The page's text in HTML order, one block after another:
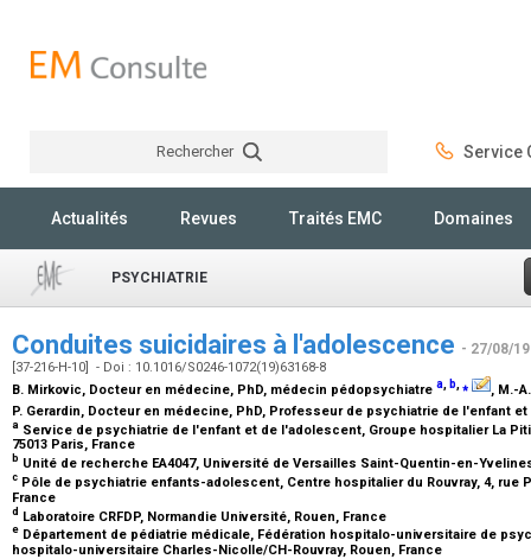
Rechercher Service
Actualités Revues Traités EMC Domaines
PSYCHIATRIE
Conduites suicidaires à l'adolescence - 27/08/19
[37-216-H-10] - Doi : 10.1016/S0246-1072(19)63168-8
B. Mirkovic, Docteur en médecine, PhD, médecin pédopsychiatre a, b,⁎
, M.-
P. Gerardin, Docteur en médecine, PhD, Professeur de psychiatrie de l'enfant
a Service de psychiatrie de l'enfant et de l'adolescent, Groupe hospitalier La
75013 Paris, France
b Unité de recherche EA4047, Université de Versailles Saint-Quentin-en-
c Pôle de psychiatrie enfants-adolescent, Centre hospitalier du Rouvray, 4, rue
France
d Laboratoire CRFDP, Normandie Université, Rouen, France
e Département de pédiatrie médicale, Fédération hospitalo-universitaire de
hospitalo-universitaire Charles-Nicolle/CH-Rouvray, Rouen, France